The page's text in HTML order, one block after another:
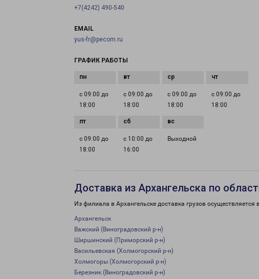
+7(4242) 490-540
EMAIL
yus-fr@pecom.ru
ГРАФИК РАБОТЫ
с 09:00 до
18:00
с 09:00 до
18:00
с 09:00 до
18:00
с 09:00 до
18:00
с 09:00 до
18:00
с 10:00 до
16:00
Выходной
Доставка из Архангельска по
Из филиала в Архангельске доставка грузов осуществляется
Архангельск
Важский (Виноградовский р-н)
Ширшинский (Приморский р-н)
Васильевская (Холмогорский р-н)
Холмогоры (Холмогорский р-н)
Березник (Виноградовский р-н)